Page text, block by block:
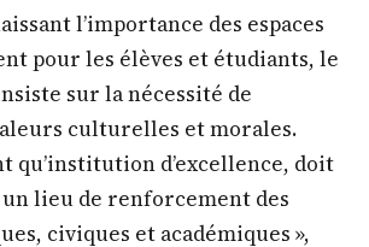
l’importance des espaces
pour les élèves et étudiants, le
sur la nécessité de
culturelles et morales.
qu’institution d’excellence, doit
lieu de renforcement des
civiques et académiques »,